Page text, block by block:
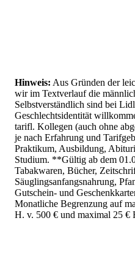
Hinweis: Aus Gründen der
wir im Textverlauf die
Selbstverständlich sind bei
Geschlechtsidentität
tarifl. Kollegen (auch ohne
je nach Erfahrung und
Praktikum, Ausbildung,
Studium. **Gültig ab dem
Tabakwaren, Bücher,
Säuglingsanfangsnahrung,
Gutschein- und
Monatliche Begrenzung auf
H. v. 500 € und maximal 25 €